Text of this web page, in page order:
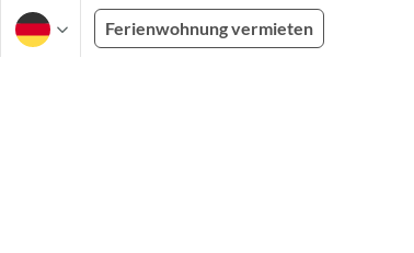
Ferienwohnung vermieten